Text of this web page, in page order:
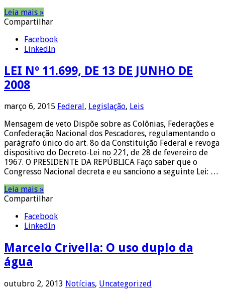
Leia mais »
Compartilhar
Facebook
LinkedIn
LEI Nº 11.699, DE 13 DE JUNHO DE
2008
março 6, 2015 Federal , Legislação, Leis
Mensagem de veto Dispõe sobre as Colônias, Federações e
Confederação Nacional dos Pescadores, regulamentando o
parágrafo único do art. 8o da Constituição Federal e revoga
dispositivo do Decreto-Lei no 221, de 28 de fevereiro de
1967. O PRESIDENTE DA REPÚBLICA Faço saber que o
Congresso Nacional decreta e eu sanciono a seguinte Lei: …
Leia mais »
Compartilhar
Facebook
LinkedIn
Marcelo Crivella: O uso duplo da
água
outubro 2, 2013 Notícias, Uncategorized